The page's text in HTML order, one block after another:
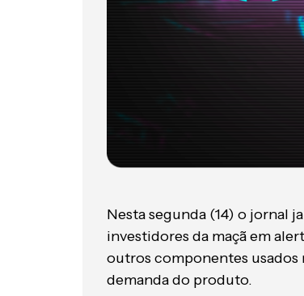
Nesta segunda (14) o jornal
investidores da maçã em
outros componentes usados
demanda do produto.